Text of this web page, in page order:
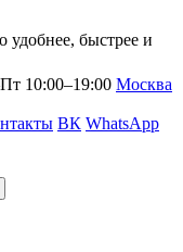
быстрее и
10:00–19:00 Москва
ВК WhatsApp